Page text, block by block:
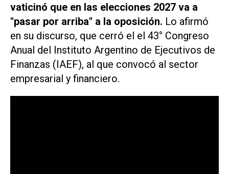
vaticinó que en las elecciones 2027 va a
"pasar por arriba" a la oposición. Lo afirmó
en su discurso, que cerró el el 43° Congreso
Anual del Instituto Argentino de Ejecutivos de
Finanzas (IAEF), al que convocó al sector
empresarial y financiero.